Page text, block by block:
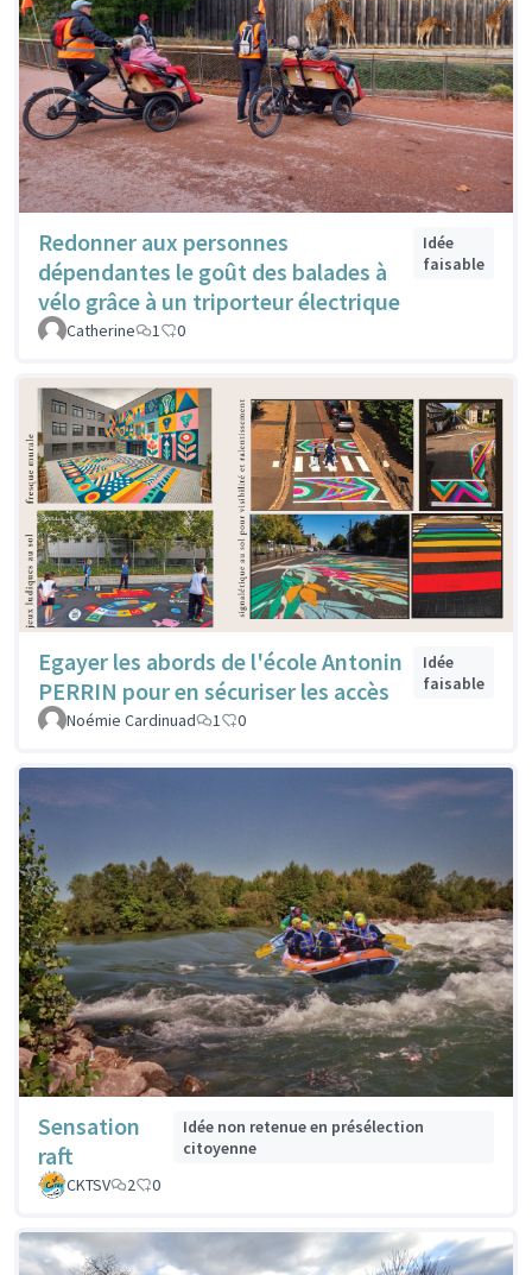
Redonner aux personnes
dépendantes le goût des balades à
vélo grâce à un triporteur électrique
Idée
faisable
Catherine 1 0
Egayer les abords de l'école Antonin
PERRIN pour en sécuriser les accès
Idée
faisable
Noémie Cardinuad
1 0
Sensation
raft
Idée non retenue en présélection
citoyenne
CKTSV
2 0